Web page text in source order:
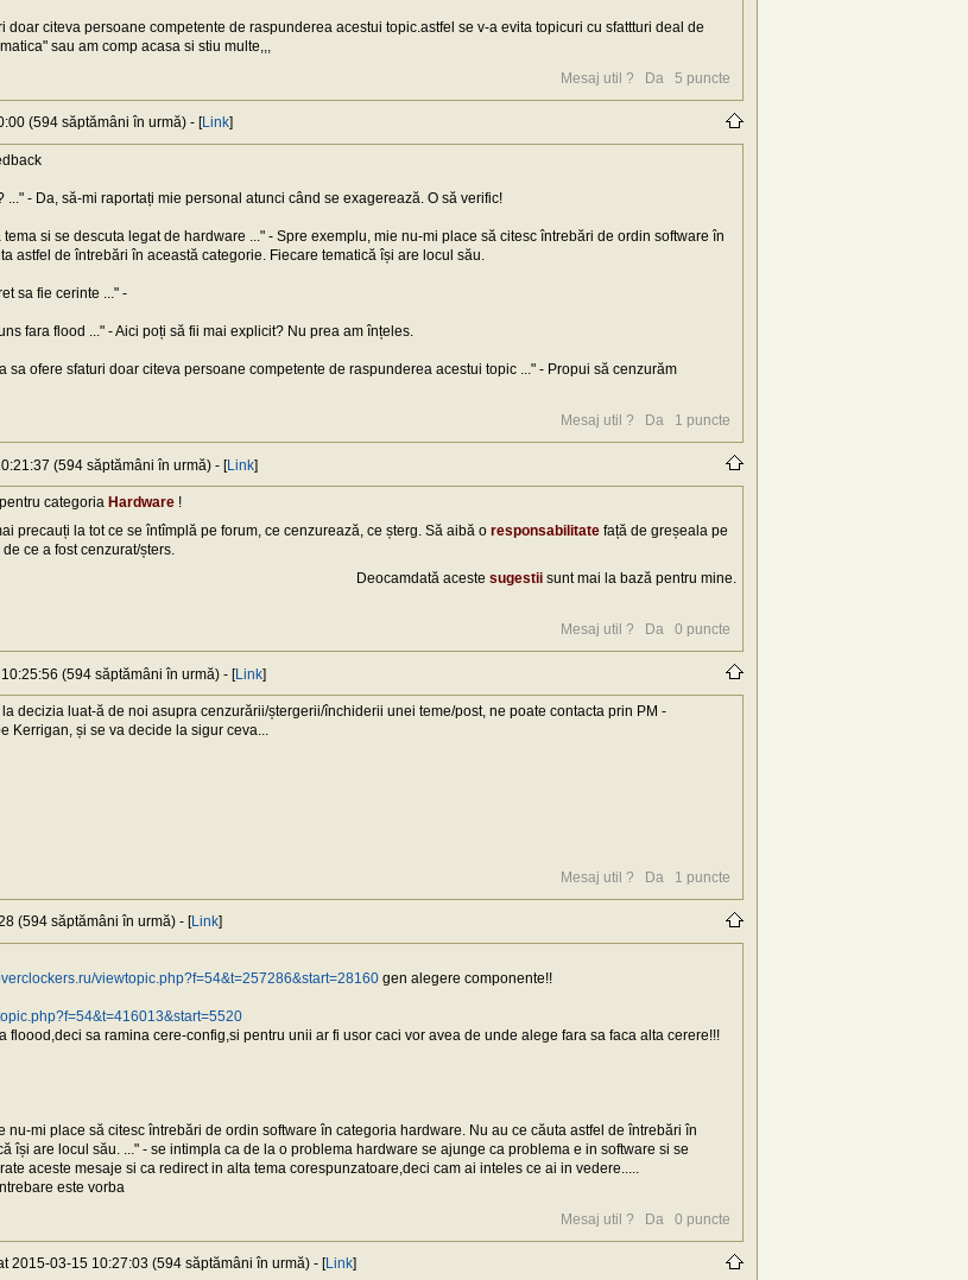
doar citeva persoane competente de raspunderea acestui topic.astfel se v-a evita topicuri cu sfattturi deal de
sau am comp acasa si stiu multe,,,
Mesaj util ?
Da 5 puncte
(594 săptămâni în urmă) - [Link]
..." - Da, să-mi raportați mie personal atunci când se exagerează. O să verific!
si se descuta legat de hardware ..." - Spre exemplu, mie nu-mi place să citesc întrebări de ordin software în
astfel de întrebări în această categorie. Fiecare tematică își are locul său.
sa fie cerinte ..." -
fara flood ..." - Aici poți să fii mai explicit? Nu prea am înțeles.
sa ofere sfaturi doar citeva persoane competente de raspunderea acestui topic ..." - Propui să cenzurăm
Mesaj util ?
Da 1 puncte
(594 săptămâni în urmă) - [Link]
categoria Hardware !
precauți la tot ce se întîmplă pe forum, ce cenzurează, ce șterg. Să aibă o responsabilitate față de greșeala pe
de ce a fost cenzurat/șters.
Deocamdată aceste sugestii sunt mai la bază pentru mine.
Mesaj util ? Da 0 puncte
(594 săptămâni în urmă) - [Link]
decizia luat-ă de noi asupra cenzurării/ștergerii/închiderii unei teme/post, ne poate contacta prin PM -
Kerrigan, și se va decide la sigur ceva...
Mesaj util ? Da 1 puncte
(594 săptămâni în urmă) - [Link]
viewtopic.php?f=54&t=257286&start=28160 gen alegere componente!!
floood,deci sa ramina cere-config,si pentru unii ar fi usor caci vor avea de unde alege fara sa faca alta cerere!!!
nu-mi place să citesc întrebări de ordin software în categoria hardware. Nu au ce căuta astfel de întrebări în
își are locul său. ..." - se intimpla ca de la o problema hardware se ajunge ca problema e in software si se
aceste mesaje si ca redirect in alta tema corespunzatoare,deci cam ai inteles ce ai in vedere.....
este vorba
Mesaj util ?
Da 0 puncte
2015-03-15 10:27:03 (594 săptămâni în urmă) - [Link]